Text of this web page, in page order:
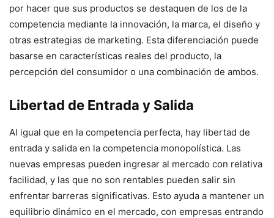
por hacer que sus productos se destaquen de los de la
competencia mediante la innovación, la marca, el diseño y
otras estrategias de marketing. Esta diferenciación puede
basarse en características reales del producto, la
percepción del consumidor o una combinación de ambos.
Libertad de Entrada y Salida
Al igual que en la competencia perfecta, hay libertad de
entrada y salida en la competencia monopolística. Las
nuevas empresas pueden ingresar al mercado con relativa
facilidad, y las que no son rentables pueden salir sin
enfrentar barreras significativas. Esto ayuda a mantener un
equilibrio dinámico en el mercado, con empresas entrando